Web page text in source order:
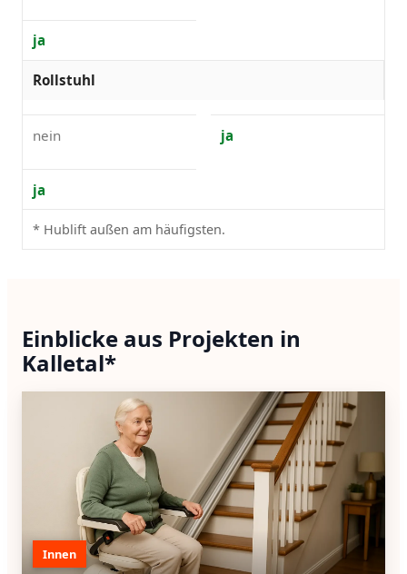
ja
Rollstuhl
nein ja
ja
* Hublift außen am häufigsten.
Einblicke aus Projekten in
Kalletal*
Innen